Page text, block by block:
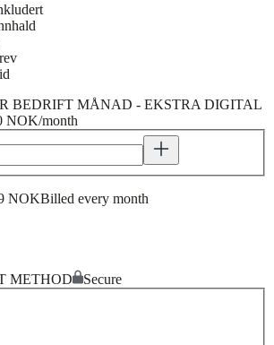
BEDRIFT MÅNAD - EKSTRA DIGITAL
NOK/month
NOKBilled every month
METHOD
Secure